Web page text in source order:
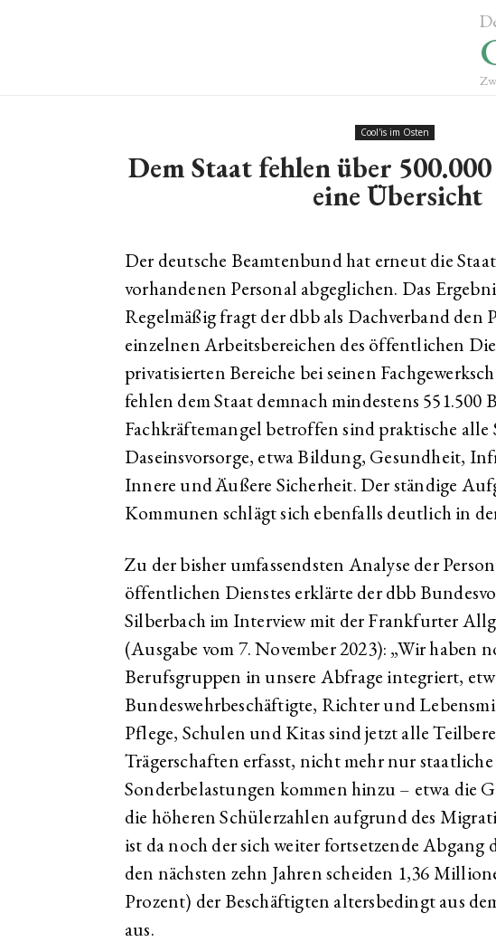
Cool'is im Osten
Dem Staat fehlen über
eine Übersicht
Der deutsche Beamtenbund hat erneut die
vorhandenen Personal abgeglichen. Das
Regelmäßig fragt der dbb als Dachverband den
einzelnen Arbeitsbereichen des öffentlichen
privatisierten Bereiche bei seinen
fehlen dem Staat demnach mindestens 551.500
Fachkräftemangel betroffen sind praktische alle
Daseinsvorsorge, etwa Bildung, Gesundheit,
Innere und Äußere Sicherheit. Der ständige
Kommunen schlägt sich ebenfalls deutlich in
Zu der bisher umfassendsten Analyse der
öffentlichen Dienstes erklärte der dbb
Silberbach im Interview mit der Frankfurter
(Ausgabe vom 7. November 2023): „Wir haben
Berufsgruppen in unsere Abfrage integriert,
Bundeswehrbeschäftigte, Richter und
Pflege, Schulen und Kitas sind jetzt alle
Trägerschaften erfasst, nicht mehr nur staatliche
Sonderbelastungen kommen hinzu – etwa die
die höheren Schülerzahlen aufgrund des
ist da noch der sich weiter fortsetzende Abgang
den nächsten zehn Jahren scheiden 1,36
Prozent) der Beschäftigten altersbedingt aus
aus.